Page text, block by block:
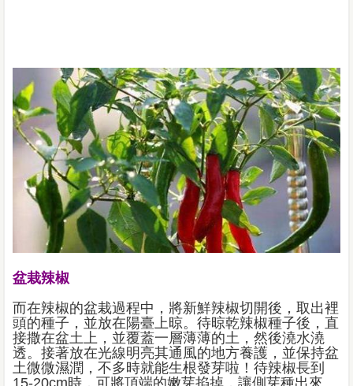
盆栽辣椒
而在辣椒的盆栽過程中，將新鮮辣椒切開後，取出裡
頭的種子，並放在陽臺上晾。待晾乾辣椒種子後，直
接撒在盆土上，並覆蓋一層薄薄的土，然後澆水澆
透。接著放在光線明亮其通風的地方養護，並保持盆
土微微濕潤，不多時就能生根發芽啦！待辣椒長到